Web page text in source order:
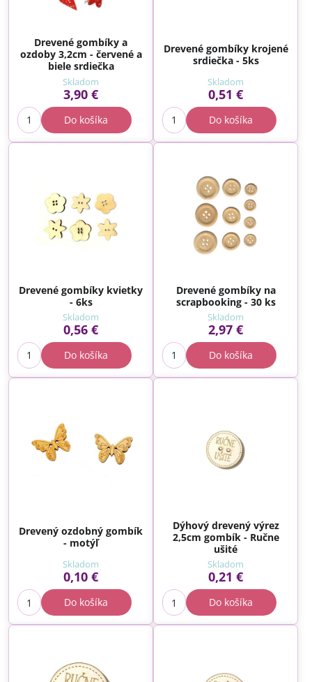
Drevené gombíky a
ozdoby 3,2cm - červené a
biele srdiečka
Skladom
3,90 €
Do košíka
Drevené gombíky krojené
srdiečka - 5ks
Skladom
0,51 €
Do košíka
Drevené gombíky kvietky
- 6ks
Skladom
0,56 €
Do košíka
Drevené gombíky na
scrapbooking - 30 ks
Skladom
2,97 €
Do košíka
Drevený ozdobný gombík
- motýľ
Skladom
0,10 €
Do košíka
Dýhový drevený výrez
2,5cm gombík - Ručne
ušité
Skladom
0,21 €
Do košíka